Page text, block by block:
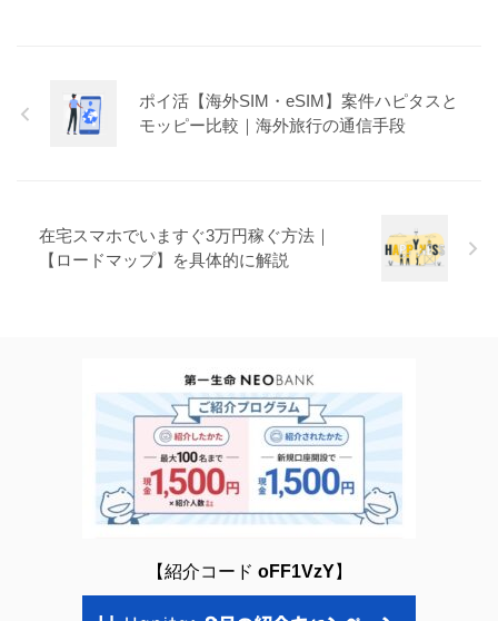
ポイ活【海外SIM・eSIM】案件ハピタスと
モッピー比較｜海外旅行の通信手段
在宅スマホでいますぐ3万円稼ぐ方法｜
【ロードマップ】を具体的に解説
【紹介コード oFF1VzY】